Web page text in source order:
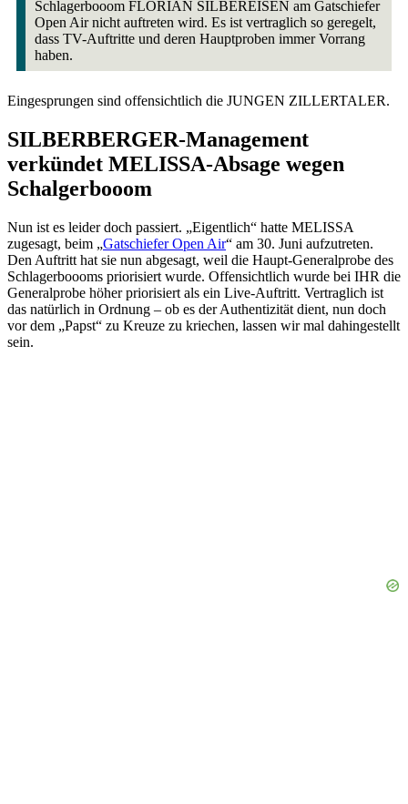
Schlagerbooom FLORIAN SILBEREISEN am Gatschiefer
Open Air nicht auftreten wird. Es ist vertraglich so geregelt,
dass TV-Auftritte und deren Hauptproben immer Vorrang
haben.
Eingesprungen sind offensichtlich die JUNGEN ZILLERTALER.
SILBERBERGER-Management
verkündet MELISSA-Absage wegen
Schalgerbooom
Nun ist es leider doch passiert. „Eigentlich“ hatte MELISSA
zugesagt, beim „Gatschiefer Open Air“ am 30. Juni aufzutreten.
Den Auftritt hat sie nun abgesagt, weil die Haupt-Generalprobe des
Schlagerboooms priorisiert wurde. Offensichtlich wurde bei IHR die
Generalprobe höher priorisiert als ein Live-Auftritt. Vertraglich ist
das natürlich in Ordnung – ob es der Authentizität dient, nun doch
vor dem „Papst“ zu Kreuze zu kriechen, lassen wir mal dahingestellt
sein.